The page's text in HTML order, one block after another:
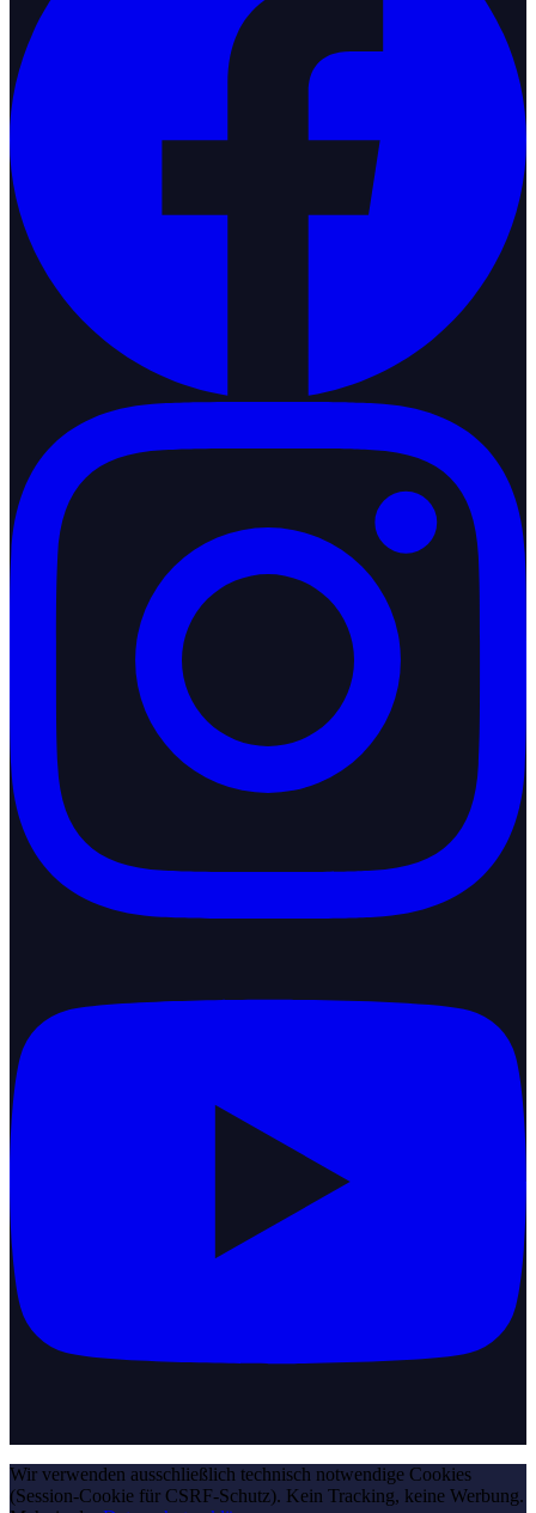
Wir verwenden ausschließlich technisch notwendige Cookies
(Session-Cookie für CSRF-Schutz). Kein Tracking, keine Werbung.